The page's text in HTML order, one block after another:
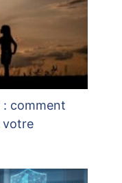
: comment
votre